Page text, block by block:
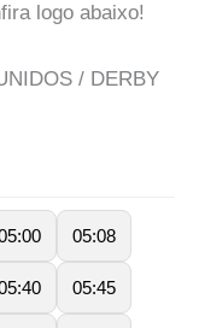
logo abaixo!
/ DERBY
05:08
05:45